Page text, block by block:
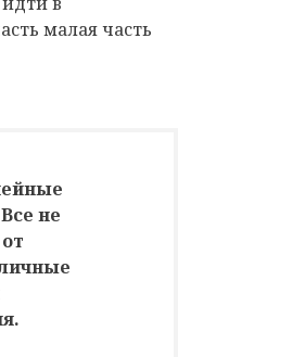
малая часть
не